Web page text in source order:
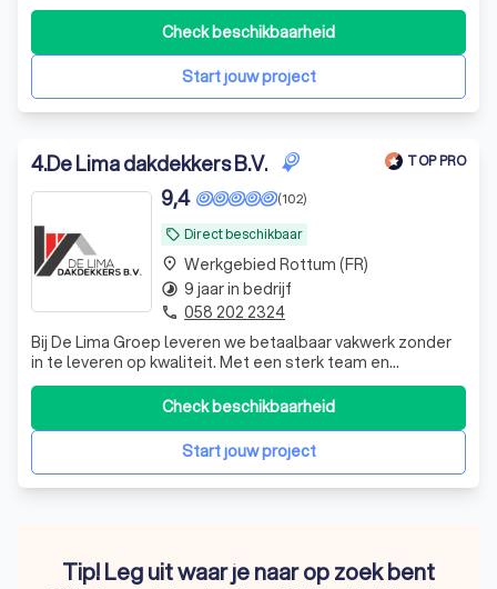
Start jouw project
Check beschikbaarheid
4.De Lima dakdekkers B.V. TOP PRO
local_offer Direct beschikbaar
(102)
9,4
Bij De Lima Groep leveren we betaalbaar vakwerk zonder
in te leveren op kwaliteit. Met een sterk team en
efficiënte werkwijze bieden we betrouwbare oplossingen
en een uitstekende service.
Start jouw project
Check beschikbaarheid
place Werkgebied Rottum (FR)
timelapse 9 jaar in bedrijf
phone 058 202 2324
Tip! Leg uit waar je naar op zoek bent